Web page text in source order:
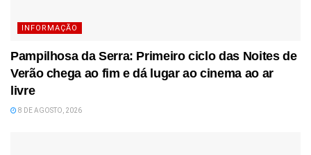
INFORMAÇÃO
Pampilhosa da Serra: Primeiro ciclo das Noites de
Verão chega ao fim e dá lugar ao cinema ao ar
livre
8 DE AGOSTO, 2026